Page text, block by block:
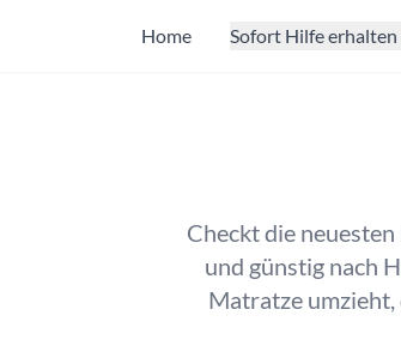
Home Sofort Hilfe erhalten
Checkt die
und günstig nach
Matratze umzieht,